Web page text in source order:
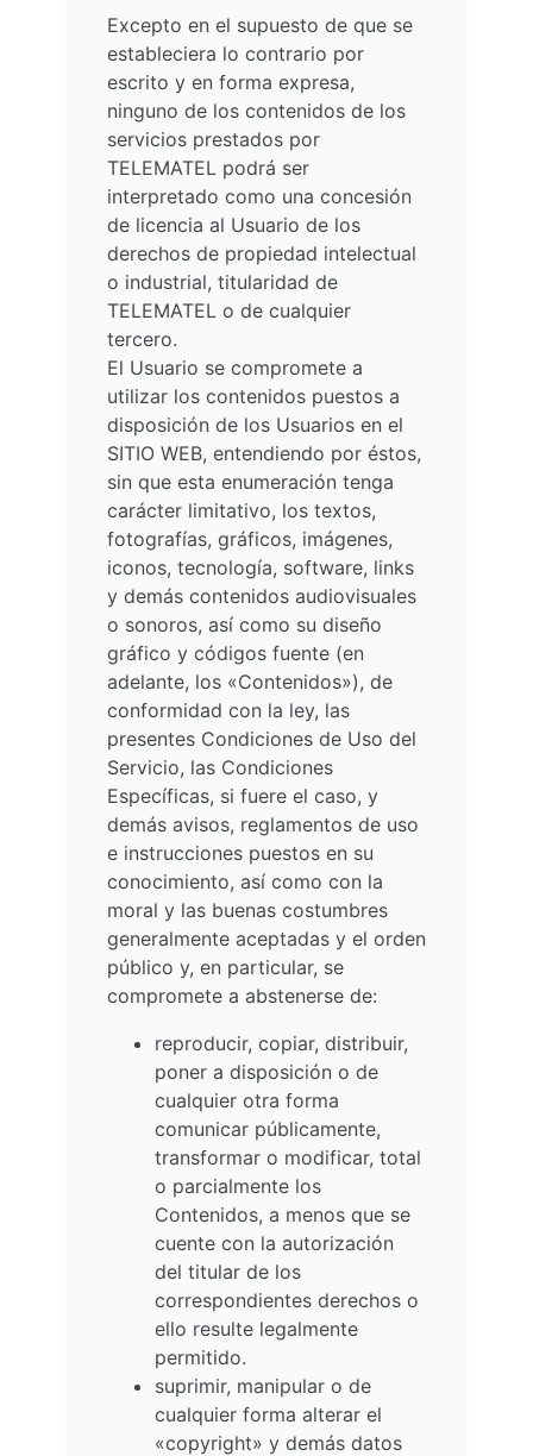
Excepto en el supuesto de que se
estableciera lo contrario por
escrito y en forma expresa,
ninguno de los contenidos de los
servicios prestados por
TELEMATEL podrá ser
interpretado como una concesión
de licencia al Usuario de los
derechos de propiedad intelectual
o industrial, titularidad de
TELEMATEL o de cualquier
tercero.
El Usuario se compromete a
utilizar los contenidos puestos a
disposición de los Usuarios en el
SITIO WEB, entendiendo por éstos,
sin que esta enumeración tenga
carácter limitativo, los textos,
fotografías, gráficos, imágenes,
iconos, tecnología, software, links
y demás contenidos audiovisuales
o sonoros, así como su diseño
gráfico y códigos fuente (en
adelante, los «Contenidos»), de
conformidad con la ley, las
presentes Condiciones de Uso del
Servicio, las Condiciones
Específicas, si fuere el caso, y
demás avisos, reglamentos de uso
e instrucciones puestos en su
conocimiento, así como con la
moral y las buenas costumbres
generalmente aceptadas y el orden
público y, en particular, se
compromete a abstenerse de:
reproducir, copiar, distribuir,
poner a disposición o de
cualquier otra forma
comunicar públicamente,
transformar o modificar, total
o parcialmente los
Contenidos, a menos que se
cuente con la autorización
del titular de los
correspondientes derechos o
ello resulte legalmente
permitido.
suprimir, manipular o de
cualquier forma alterar el
«copyright» y demás datos